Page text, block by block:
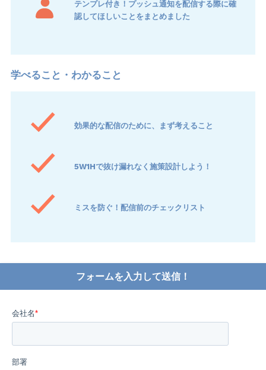
テンプレ付き！プッシュ通知を配信する際に確
認してほしいことをまとめました
効果的な配信のために、まず考えること
5W1Hで抜け漏れなく施策設計しよう！
ミスを防ぐ！配信前のチェックリスト